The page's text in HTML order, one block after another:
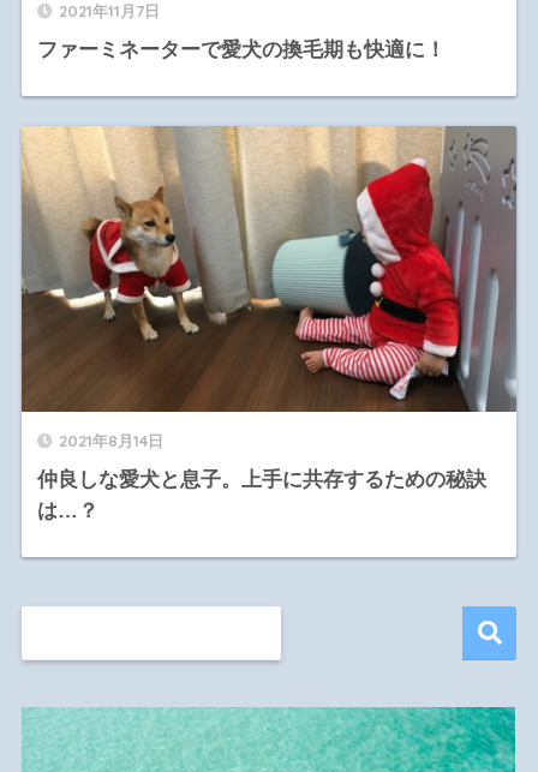
2021年11月7日
ファーミネーターで愛犬の換毛期も快適に！
2021年8月14日
仲良しな愛犬と息子。上手に共存するための秘訣
は…？